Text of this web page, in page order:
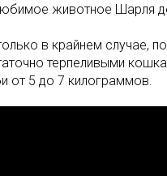
животное Шарля
в крайнем случае,
терпеливыми
от 5 до 7 килограммов.